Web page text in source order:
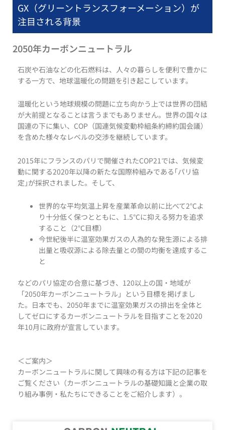
GX（グリーントランスフォーメーション）が
注目される背景
2050年カーボンニュートラル
石炭や石油などの化石燃料は、人々の暮らしを便利で豊かに
する一方で、地球温暖化の問題を引き起こしています。
温暖化という地球規模の問題に立ち向かう上では世界の団結
が大前提となることは言うまでもありません。世界の国々は
国連の下に集い、COP（国連気候変動枠組条約締約国会議）
を含めた様々なレベルの交渉を継続しています。
2015年にフランスのパリで開催されたCOP21では、気候変
動に関する2020年以降の新たな国際枠組みである｢パリ協
定｣が採択されました。そして、
世界的な平均気温上昇を産業革命以前に比べて2℃よ
り十分低く保つとともに、1.5℃に抑える努力を追求
すること（2℃目標）
今世紀後半に温室効果ガスの人為的な発生源による排
出量と吸収源による除去量との間の均衡を達成するこ
と
などのパリ協定の合意に基づき、120以上の国・地域が
「2050年カーボンニュートラル」という目標を掲げまし
た。日本でも、2050年までに温室効果ガスの排出を全体と
してゼロにするカーボンニュートラルを目指すことを2020
年10月に政府が宣言しています。
＜ご案内＞
カーボンニュートラルに関して興味の有る方は下記の記事を
ご覧ください（カーボンニュートラルの基礎知識と企業の取
り組み事例・私たちにできることをご紹介します）。